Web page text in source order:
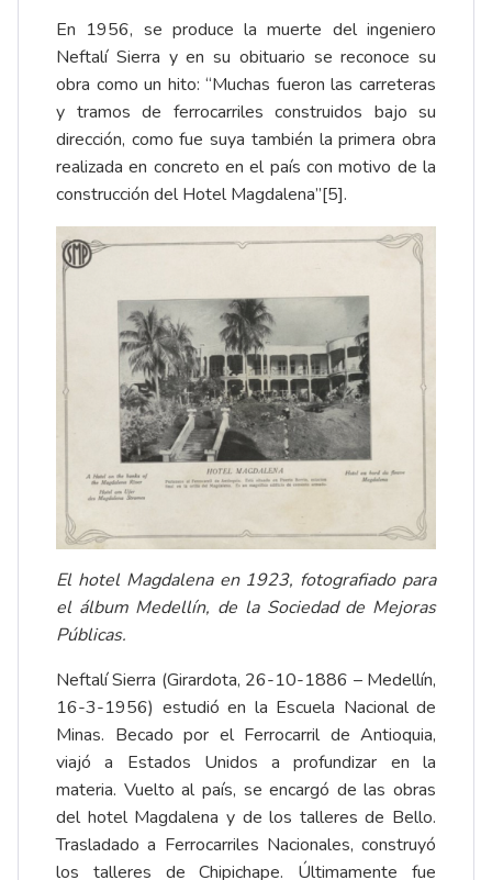
En 1956, se produce la muerte del ingeniero
Neftalí Sierra y en su obituario se reconoce su
obra como un hito: “Muchas fueron las carreteras
y tramos de ferrocarriles construidos bajo su
dirección, como fue suya también la primera obra
realizada en concreto en el país con motivo de la
construcción del Hotel Magdalena”[5].
El hotel Magdalena en 1923, fotografiado para
el álbum Medellín, de la Sociedad de Mejoras
Públicas.
Neftalí Sierra (Girardota, 26-10-1886 – Medellín,
16-3-1956) estudió en la Escuela Nacional de
Minas. Becado por el Ferrocarril de Antioquia,
viajó a Estados Unidos a profundizar en la
materia. Vuelto al país, se encargó de las obras
del hotel Magdalena y de los talleres de Bello.
Trasladado a Ferrocarriles Nacionales, construyó
los talleres de Chipichape. Últimamente fue